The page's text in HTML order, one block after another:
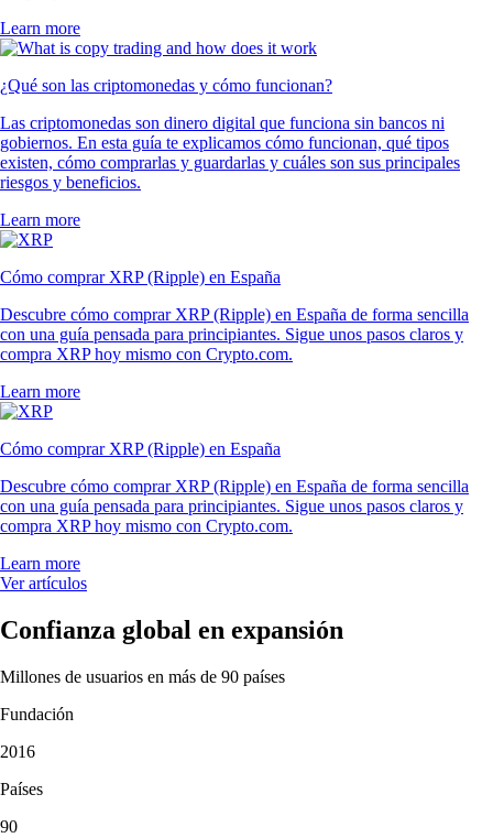
Learn more
¿Qué son las criptomonedas y cómo funcionan?
Las criptomonedas son dinero digital que funciona sin bancos ni
gobiernos. En esta guía te explicamos cómo funcionan, qué tipos
existen, cómo comprarlas y guardarlas y cuáles son sus principales
riesgos y beneficios.
Learn more
Cómo comprar XRP (Ripple) en España
Descubre cómo comprar XRP (Ripple) en España de forma sencilla
con una guía pensada para principiantes. Sigue unos pasos claros y
compra XRP hoy mismo con Crypto.com.
Learn more
Cómo comprar XRP (Ripple) en España
Descubre cómo comprar XRP (Ripple) en España de forma sencilla
con una guía pensada para principiantes. Sigue unos pasos claros y
compra XRP hoy mismo con Crypto.com.
Learn more
Ver artículos
Confianza global en expansión
Millones de usuarios en más de 90 países
Fundación
2016
Países
90